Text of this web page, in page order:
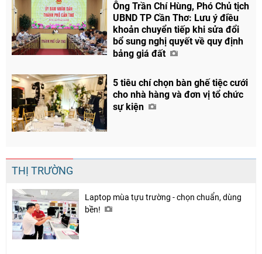
Ông Trần Chí Hùng, Phó Chủ tịch
UBND TP Cần Thơ: Lưu ý điều
khoản chuyển tiếp khi sửa đổi
bổ sung nghị quyết về quy định
bảng giá đất
5 tiêu chí chọn bàn ghế tiệc cưới
cho nhà hàng và đơn vị tổ chức
sự kiện
THỊ TRƯỜNG
Laptop mùa tựu trường - chọn chuẩn, dùng
bền!